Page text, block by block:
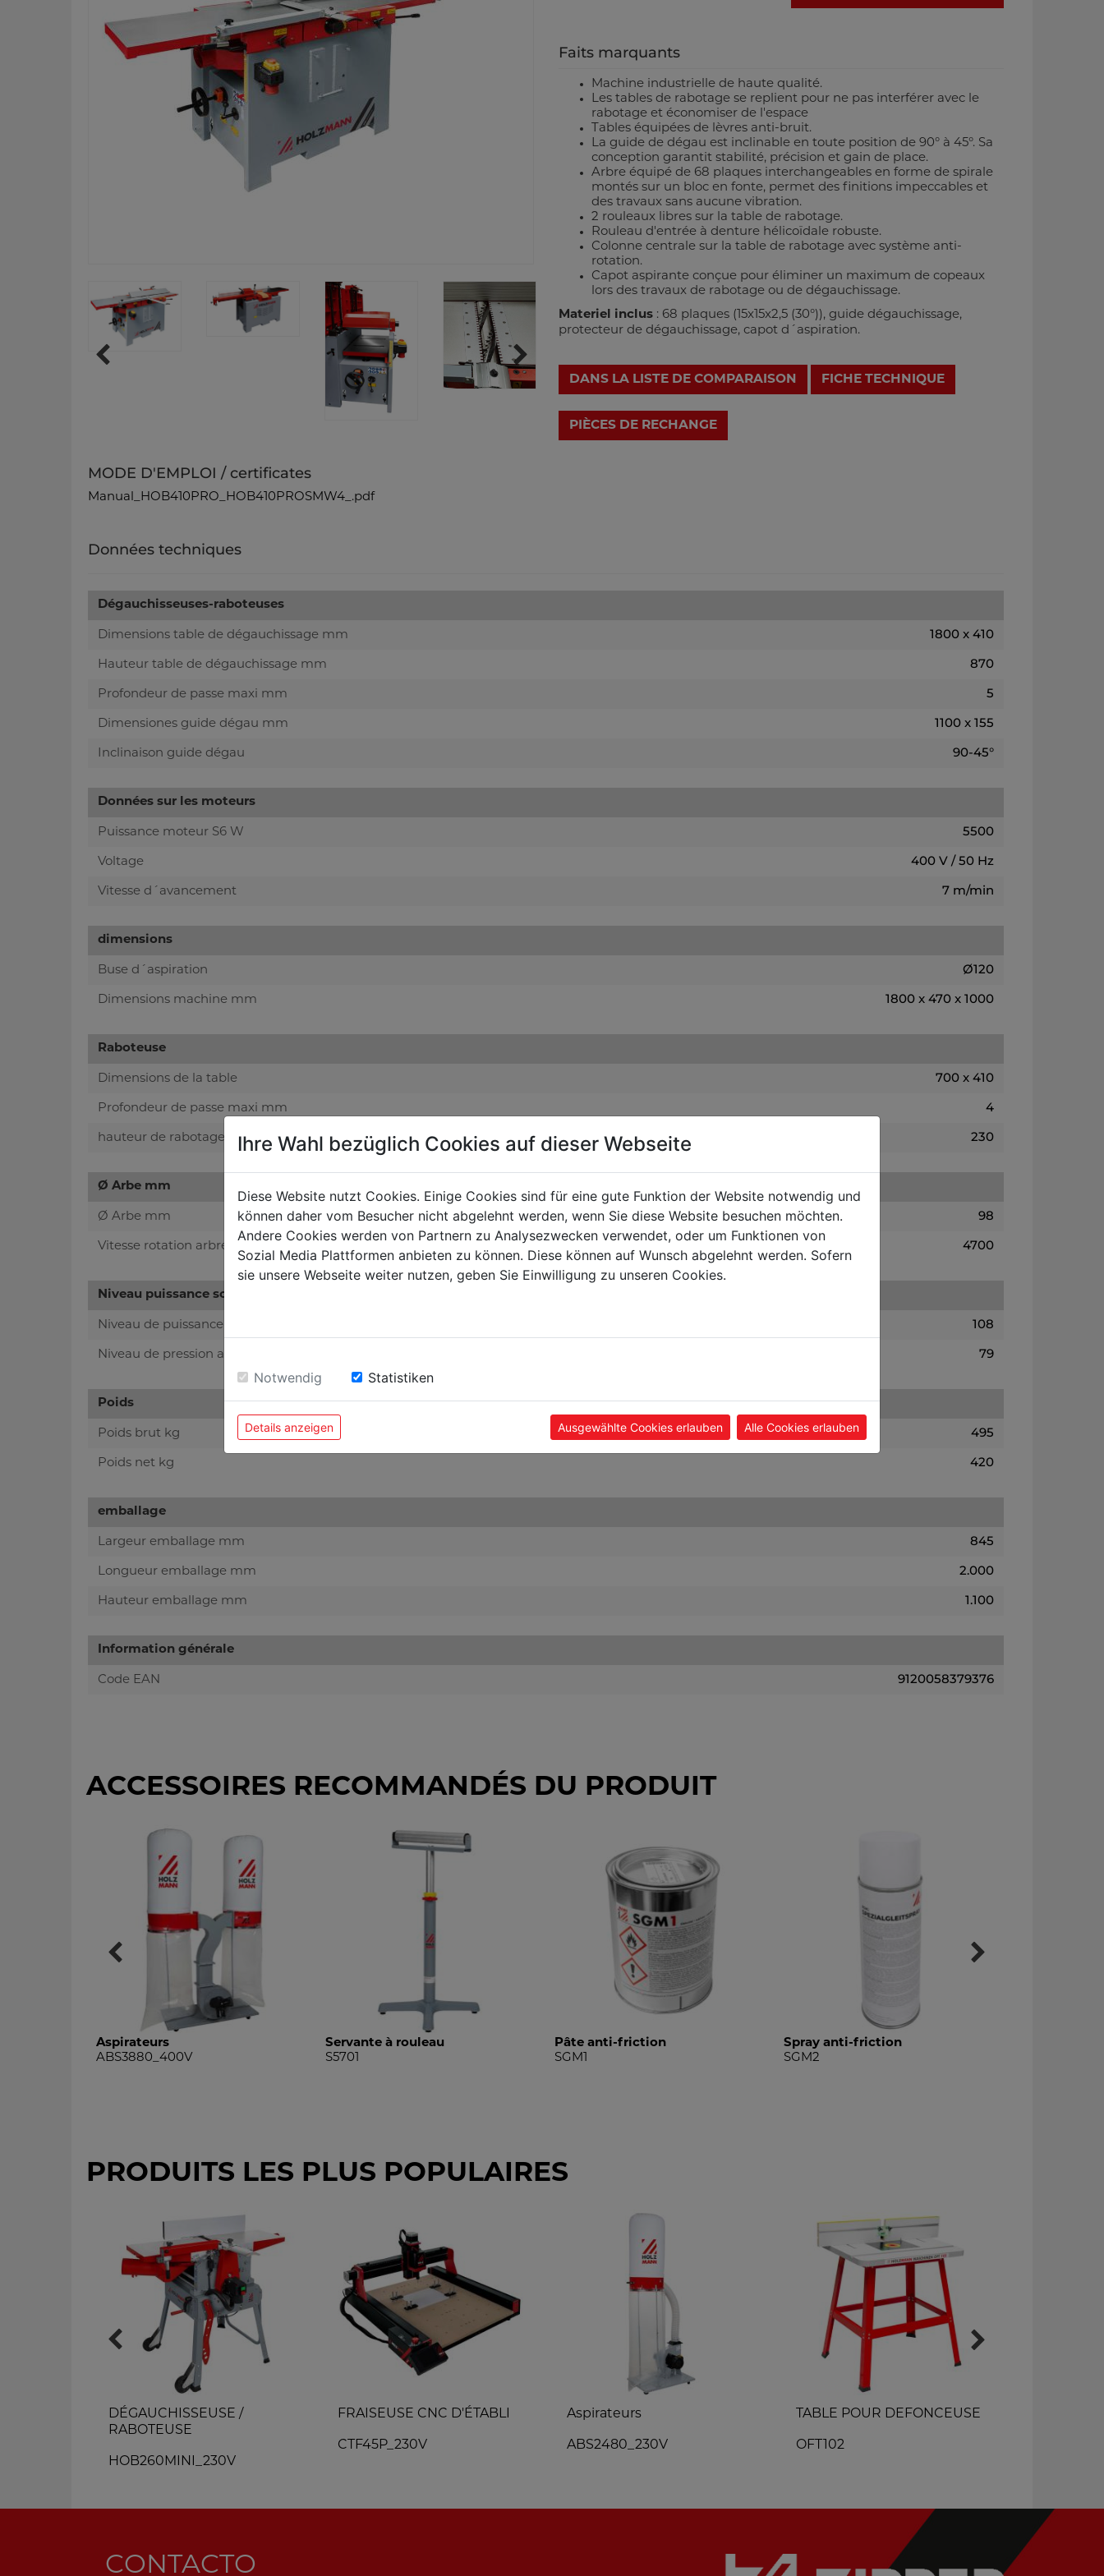
MODE D'EMPLOI / certificates
Manual_HOB410PRO_HOB410PROSMW4_.pdf
Faits marquants
Machine industrielle de haute qualité.
Les tables de rabotage se replient pour ne pas interférer avec le
rabotage et économiser de l'espace
Tables équipées de lèvres anti-bruit.
La guide de dégau est inclinable en toute position de 90° à 45°. Sa
conception garantit stabilité, précision et gain de place.
Arbre équipé de 68 plaques interchangeables en forme de spirale
montés sur un bloc en fonte, permet des finitions impeccables et
des travaux sans aucune vibration.
2 rouleaux libres sur la table de rabotage.
Rouleau d'entrée à denture hélicoïdale robuste.
Colonne centrale sur la table de rabotage avec système anti-
rotation.
Capot aspirante conçue pour éliminer un maximum de copeaux
lors des travaux de rabotage ou de dégauchissage.
Materiel inclus: 68 plaques (15x15x2,5 (30°)), guide dégauchissage,
protecteur de dégauchissage, capot d´aspiration.
DANS LA LISTE DE COMPARAISON FICHE TECHNIQUE
Données techniques
Dégauchisseuses-raboteuses
Dimensions table de dégauchissage mm 1800 x 410
Hauteur table de dégauchissage mm 870
Profondeur de passe maxi mm 5
Dimensiones guide dégau mm 1100 x 155
Inclinaison guide dégau 90-45°
Données sur les moteurs
Puissance moteur S6 W 5500
Voltage 400 V / 50 Hz
Vitesse d´avancement 7 m/min
dimensions
Buse d´aspiration Ø120
Dimensions machine mm 1800 x 470 x 1000
Raboteuse
Dimensions de la table 700 x 410
Profondeur de passe maxi mm 4
hauteur de rabotage mm 230
Ø Arbe mm
Ø Arbe mm 98
Vitesse rotation arbre 4700
Niveau puissance sonore- vibreur
Niveau de puissance sonore en dB 108
Niveau de pression acoustique en dB 79
Poids
Poids brut kg 495
Poids net kg 420
emballage
Largeur emballage mm 845
Longueur emballage mm 2.000
Hauteur emballage mm 1.100
Information générale
Code EAN 9120058379376
ACCESSOIRES RECOMMANDÉS DU PRODUIT
Aspirateurs
ABS3880_400V
Servante à rouleau
S5701
Pâte anti-friction
SGM1
Spray anti-friction
SGM2
PRODUITS LES PLUS POPULAIRES
DÉGAUCHISSEUSE /
RABOTEUSE
HOB260MINI_230V
FRAISEUSE CNC D'ÉTABLI
CTF45P_230V
Aspirateurs
ABS2480_230V
TABLE POUR DEFONCEUSE
OFT102
CONTACTO
Ihre Wahl bezüglich Cookies auf dieser Webseite
Diese Website nutzt Cookies. Einige Cookies sind für eine gute Funktion der Website notwendig und
können daher vom Besucher nicht abgelehnt werden, wenn Sie diese Website besuchen möchten.
Andere Cookies werden von Partnern zu Analysezwecken verwendet, oder um Funktionen von
Sozial Media Plattformen anbieten zu können. Diese können auf Wunsch abgelehnt werden. Sofern
sie unsere Webseite weiter nutzen, geben Sie Einwilligung zu unseren Cookies.
Notwendig Statistiken
Details anzeigen Ausgewählte Cookies erlauben Alle Cookies erlauben